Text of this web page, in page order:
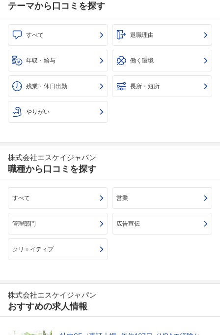
テーマから口コミを探す
すべて 退職理由
年収・給与 働く環境
残業・休日出勤 長所・短所
やりがい
株式会社エスケイジャパン
職種から口コミを探す
すべて 営業
管理部門 広告宣伝
クリエイティブ
株式会社エスケイジャパン
おすすめの求人情報